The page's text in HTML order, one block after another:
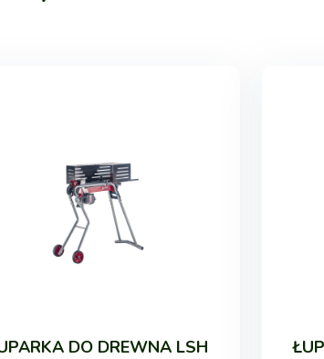
DO DREWNA LSH